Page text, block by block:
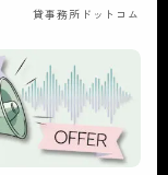
貸事務所ドットコム